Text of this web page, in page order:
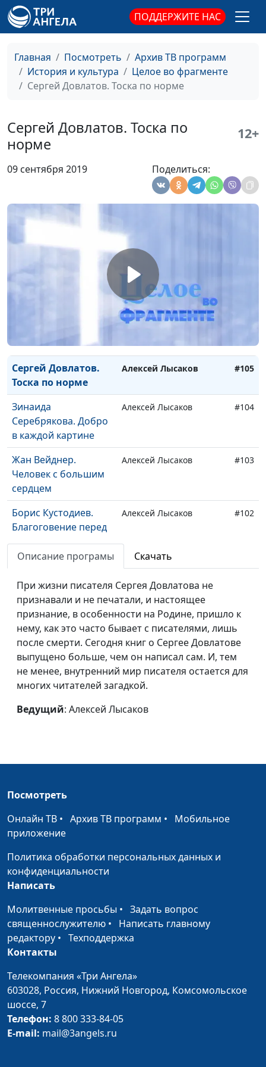
ПОДДЕРЖИТЕ НАС
Главная Посмотреть
Архив ТВ программ
История и культура
Целое во фрагменте
Сергей Довлатов. Тоска по норме
Сергей Довлатов. Тоска по
норме
12+
09 сентября 2019 Поделиться:
Явление Христа
ученикам в Эммаусе
Татьяна Лебедева #114
Явление Иисуса
Христа женщинам
Татьяна Лебедева
Возвращение к отцу Алексей Лысаков
Флавицкий и
мученики в Колизее»
камне
воскресение Михая
Мункачи
Алексей Лысаков
Если Бог за нас, кто
Алексей Лысаков
Трагедия гуманизма
Сергей Довлатов.
Тоска по норме
Алексей Лысаков #105
Зинаида
Серебрякова. Добро
в каждой картине
Алексей Лысаков #104
Жан Вейднер.
Человек с большим
сердцем
Алексей Лысаков #103
Борис Кустодиев.
Благоговение перед
жизнью
Алексей Лысаков #102
Мертвый Христос во
гробе
Татьяна Лебедева,
магистр богословия
#101
Распятие
Татьяна Лебедева,
магистр богословия
Взятие Христа под
стражу
Татьяна Лебедева,
магистр богословия
#99
Моление о чаше
Татьяна Лебедева,
Христос
проповедующий
магистр богословия
Преображение
Христос —
повелитель природы
Лебедева, магистр
богословия
Чудеса воскрешения
Татьяна Викторовна
Чудесные исцеления
Татьяна Викторовна
богословия
#91
Описание програмы Скачать
При жизни писателя Сергея Довлатова не
признавали и не печатали, и настоящее
признание, в особенности на Родине, пришло к
нему, как это часто бывает с писателями, лишь
после смерти. Сегодня книг о Сергее Довлатове
выпущено больше, чем он написал сам. И, тем
не менее, внутренний мир писателя остается для
многих читателей загадкой.
Ведущий: Алексей Лысаков
Посмотреть
Онлайн ТВ • Архив ТВ программ • Мобильное
приложение
Политика обработки персональных данных и
конфиденциальности
Написать
Молитвенные просьбы • Задать вопрос
священнослужителю • Написать главному
редактору • Техподдержка
Контакты
Телекомпания «Три Ангела»
603028, Россия, Нижний Новгород, Комсомольское
шоссе, 7
Телефон: 8 800 333-84-05
E-mail: mail@3angels.ru